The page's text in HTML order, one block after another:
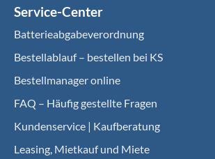
Service-Center
Batterieabgabeverordnung
Bestellablauf – bestellen bei KS
Bestellmanager online
FAQ – Häufig gestellte Fragen
Kundenservice | Kaufberatung
Leasing, Mietkauf und Miete